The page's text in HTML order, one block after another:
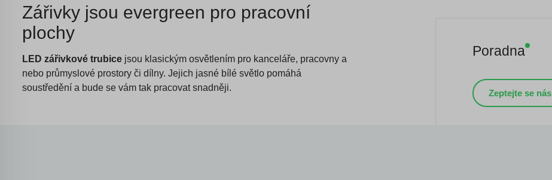
Zářivky jsou evergreen pro pracovní
plochy
LED zářivkové trubice jsou klasickým osvětlením pro kanceláře, pracovny a
nebo průmyslové prostory či dílny. Jejich jasné bílé světlo pomáhá
soustředění a bude se vám tak pracovat snadněji.
Poradna
Zeptejte se nás